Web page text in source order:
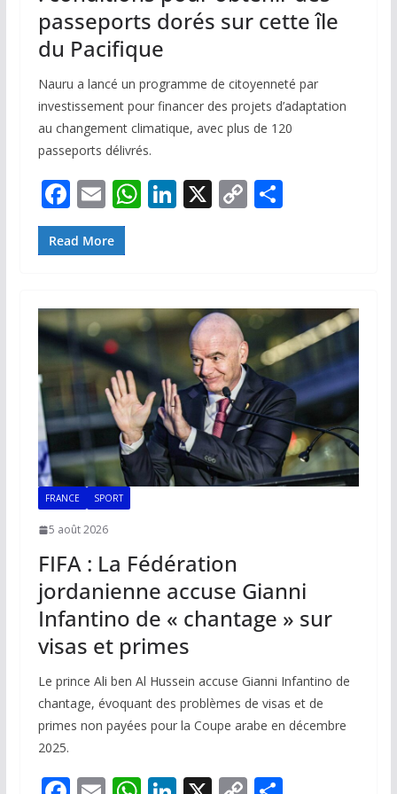
passeports dorés sur cette île
du Pacifique
Nauru a lancé un programme de citoyenneté par
investissement pour financer des projets d’adaptation
au changement climatique, avec plus de 120
passeports délivrés.
F
ac
e
o
o
k
E
m
ai
W
A
p
p
Li
dI
n
X C
Li
n
k
P
er
Read More
FRANCE SPORT
5 août 2026
FIFA : La Fédération
jordanienne accuse Gianni
Infantino de « chantage » sur
visas et primes
Le prince Ali ben Al Hussein accuse Gianni Infantino de
chantage, évoquant des problèmes de visas et de
primes non payées pour la Coupe arabe en décembre
2025.